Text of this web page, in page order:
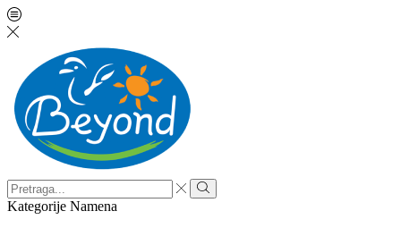
Search
input
Search
Kategorije Namena